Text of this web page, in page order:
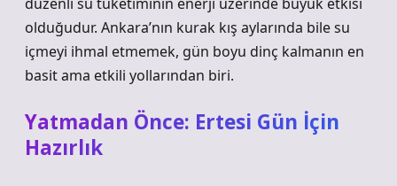
olduğudur. Ankara’nın kurak kış aylarında bile su
içmeyi ihmal etmemek, gün boyu dinç kalmanın en
basit ama etkili yollarından biri.
Yatmadan Önce: Ertesi Gün İçin
Hazırlık